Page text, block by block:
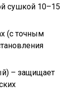
сушкой 10–15
(с точным
– защищает